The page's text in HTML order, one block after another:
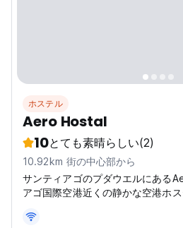
ホステル
Aero Hostal
10とても素晴らしい(2)
10.92km 街の中心部から
サンティアゴのプダウエルにある
アゴ国際空港近くの静かな空港ホ
快適な乗り継ぎをお約束します。